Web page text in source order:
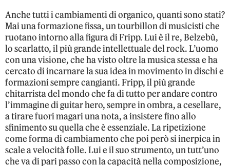
Anche tutti i cambiamenti di organico, quanti sono stati?
Mai una formazione fissa, un tourbillon di musicisti che
ruotano intorno alla figura di Fripp. Lui è il re, Belzebù,
lo scarlatto, il più grande intellettuale del rock. L’uomo
con una visione, che ha visto oltre la musica stessa e ha
cercato di incarnare la sua idea in movimento in dischi e
formazioni sempre cangianti. Fripp, il più grande
chitarrista del mondo che fa di tutto per andare contro
l’immagine di guitar hero, sempre in ombra, a cesellare,
a tirare fuori magari una nota, a insistere fino allo
sfinimento su quella che è essenziale. La ripetizione
come forma di cambiamento che poi però si inerpica in
scale a velocità folle. Lui e il suo strumento, un tutt’uno
che va di pari passo con la capacità nella composizione,